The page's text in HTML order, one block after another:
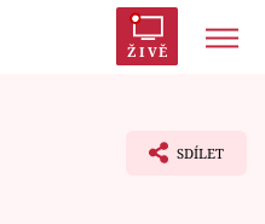
ŽIVĚ
SDÍLET